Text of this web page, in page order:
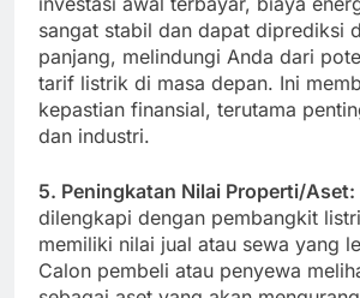
sangat stabil dan dapat diprediksi
panjang, melindungi Anda dari
tarif listrik di masa depan. Ini
kepastian finansial, terutama
dan industri.
5. Peningkatan Nilai Properti/Aset:
dilengkapi dengan pembangkit
memiliki nilai jual atau sewa yang
Calon pembeli atau penyewa